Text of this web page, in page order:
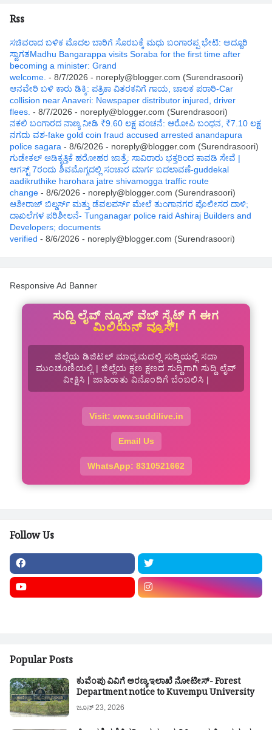
Rss
ಸಚಿವರಾದ ಬಳಿಕ ಮೊದಲ ಬಾರಿಗೆ ಸೊರಬಕ್ಕೆ ಮಧು ಬಂಗಾರಪ್ಪ ಭೇಟಿ: ಅದ್ದೂರಿ
ಸ್ವಾಗತMadhu Bangarappa visits Soraba for the first time after
becoming a minister: Grand
welcome. - 8/7/2026 - noreply@blogger.com (Surendrasoori)
ಆನವೇರಿ ಬಳಿ ಕಾರು ಡಿಕ್ಕಿ: ಪತ್ರಿಕಾ ವಿತರಕನಿಗೆ ಗಾಯ, ಚಾಲಕ ಪರಾರಿ-Car
collision near Anaveri: Newspaper distributor injured, driver
flees. - 8/7/2026 - noreply@blogger.com (Surendrasoori)
ನಕಲಿ ಬಂಗಾರದ ನಾಣ್ಯ ನೀಡಿ ₹9.60 ಲಕ್ಷ ವಂಚನೆ: ಆರೋಪಿ ಬಂಧನ, ₹7.10 ಲಕ್ಷ
ನಗದು ವಶ-fake gold coin fraud accused arrested anandapura
police sagara - 8/6/2026 - noreply@blogger.com (Surendrasoori)
ಗುಡೇಕಲ್ ಆಡಿಕೃತ್ತಿಕೆ ಹರೋಹರ ಜಾತ್ರೆ: ಸಾವಿರಾರು ಭಕ್ತರಿಂದ ಕಾವಡಿ ಸೇವೆ |
ಆಗಸ್ಟ್ 7ರಂದು ಶಿವಮೊಗ್ಗದಲ್ಲಿ ಸಂಚಾರ ಮಾರ್ಗ ಬದಲಾವಣೆ-guddekal
aadikruthike harohara jatre shivamogga traffic route
change - 8/6/2026 - noreply@blogger.com (Surendrasoori)
ಆಶೀರಾಜ್ ಬಿಲ್ಡರ್ಸ್ ಮತ್ತು ಡೆವಲಪರ್ಸ್ ಮೇಲೆ ತುಂಗಾನಗರ ಪೊಲೀಸರ ದಾಳಿ;
ದಾಖಲೆಗಳ ಪರಿಶೀಲನೆ- Tunganagar police raid Ashiraj Builders and
Developers; documents
verified - 8/6/2026 - noreply@blogger.com (Surendrasoori)
Responsive Ad Banner
ಸುದ್ದಿ ಲೈವ್ ನ್ಯೂಸ್ ವೆಬ್ ಸೈಟ್ ಗೆ ಈಗ
ಮಿಲಿಯನ್ ವ್ಯೂಸ್!
ಜಿಲ್ಲೆಯ ಡಿಜಿಟಲ್ ಮಾಧ್ಯಮದಲ್ಲಿ ಸುದ್ದಿಯಲ್ಲಿ ಸದಾ
ಮುಂಚೂಣಿಯಲ್ಲಿ | ಜಿಲ್ಲೆಯ ಕ್ಷಣ ಕ್ಷಣದ ಸುದ್ದಿಗಾಗಿ ಸುದ್ದಿ ಲೈವ್
ವೀಕ್ಷಿಸಿ | ಜಾಹಿರಾತು ವಿನೊಂದಿಗೆ ಬೆಂಬಲಿಸಿ |
Visit: www.suddilive.in
Email Us
WhatsApp: 8310521662
Follow Us
Popular Posts
ಕುವೆಂಪು ವಿವಿಗೆ ಅರಣ್ಯ ಇಲಾಖೆ ನೋಟೀಸ್- Forest
Department notice to Kuvempu University
ಜೂನ್ 23, 2026